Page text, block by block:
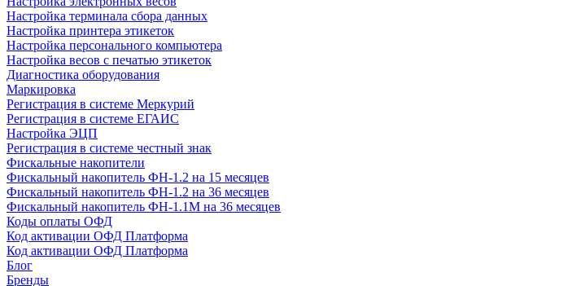
Настройка терминала сбора данных
Настройка принтера этикеток
Настройка персонального компьютера
Настройка весов с печатью этикеток
Диагностика оборудования
Маркировка
Регистрация в системе Меркурий
Регистрация в системе ЕГАИС
Настройка ЭЦП
Регистрация в системе честный знак
Фискальные накопители
Фискальный накопитель ФН-1.2 на 15 месяцев
Фискальный накопитель ФН-1.2 на 36 месяцев
Фискальный накопитель ФН-1.1М на 36 месяцев
Коды оплаты ОФД
Код активации ОФД Платформа
Код активации ОФД Платформа
Блог
Бренды